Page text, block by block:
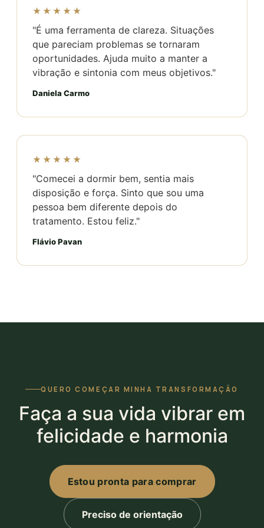
★★★★★
"É uma ferramenta de clareza. Situações
que pareciam problemas se tornaram
oportunidades. Ajuda muito a manter a
vibração e sintonia com meus objetivos."
Daniela Carmo
★★★★★
"Comecei a dormir bem, sentia mais
disposição e força. Sinto que sou uma
pessoa bem diferente depois do
tratamento. Estou feliz."
Flávio Pavan
QUERO COMEÇAR MINHA TRANSFORMAÇÃO
Faça a sua vida vibrar em
felicidade e harmonia
Estou pronta para comprar
Preciso de orientação